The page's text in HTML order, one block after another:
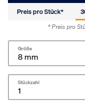
Preis pro Stück*
* Preis pro
Größe
Stückzahl